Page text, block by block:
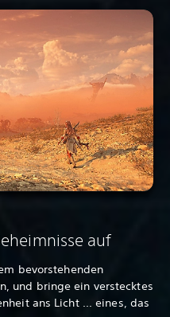
auf
bevorstehenden
und bringe ein verstecktes
ans Licht ... eines, das